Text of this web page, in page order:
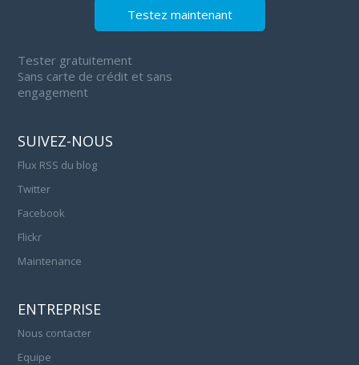
Testez maintenant
Tester gratuitement
Sans carte de crédit et sans
engagement
SUIVEZ-NOUS
Flux RSS du blog
Twitter
Facebook
Flickr
Maintenance
ENTREPRISE
Nous contacter
Equipe